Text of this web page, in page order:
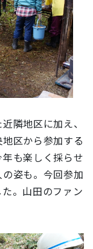
隣地区に加え、
区から参加する
も楽しく採らせ
姿も。今回参加
。山田のファン